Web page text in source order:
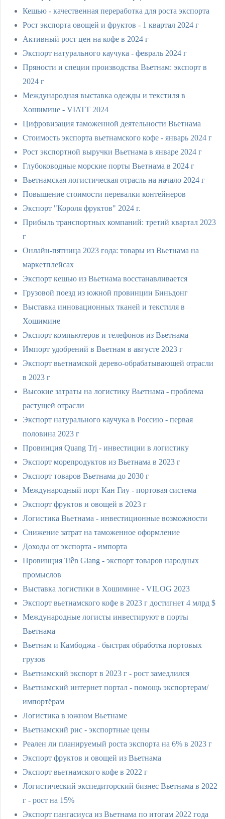
Кешью - качественная переработка для роста экспорта
Рост экспорта овощей и фруктов - 1 квартал 2024 г
Активный рост цен на кофе в 2024 г
Экспорт натурального каучука - февраль 2024 г
Пряности и специи производства Вьетнам: экспорт в
2024 г
Международная выставка одежды и текстиля в
Хошимине - VIATT 2024
Цифровизация таможенной деятельности Вьетнама
Стоимость экспорта вьетнамского кофе - январь 2024 г
Рост экспортной выручки Вьетнама в январе 2024 г
Глубоководные морские порты Вьетнама в 2024 г
Вьетнамская логистическая отрасль на начало 2024 г
Повышение стоимости перевалки контейнеров
Экспорт "Короля фруктов" 2024 г.
Прибыль транспортных компаний: третий квартал 2023
г
Онлайн-пятница 2023 года: товары из Вьетнама на
маркетплейсах
Экспорт кешью из Вьетнама восстанавливается
Грузовой поезд из южной провинции Биньдонг
Выставка инновационных тканей и текстиля в
Хошимине
Экспорт компьютеров и телефонов из Вьетнама
Импорт удобрений в Вьетнам в августе 2023 г
Экспорт вьетнамской дерево-обрабатывающей отрасли
в 2023 г
Высокие затраты на логистику Вьетнама - проблема
растущей отрасли
Экспорт натурального каучука в Россию - первая
половина 2023 г
Провинция Quang Trị - инвестиции в логистику
Экспорт морепродуктов из Вьетнама в 2023 г
Экспорт товаров Вьетнама до 2030 г
Международный порт Кан Гиу - портовая система
Экспорт фруктов и овощей в 2023 г
Логистика Вьетнама - инвестиционные возможности
Снижение затрат на таможенное оформление
Доходы от экспорта - импорта
Провинция Tiền Giang - экспорт товаров народных
промыслов
Выставка логистики в Хошимине - VILOG 2023
Экспорт вьетнамского кофе в 2023 г достигнет 4 млрд $
Международные логисты инвестируют в порты
Вьетнама
Вьетнам и Камбоджа - быстрая обработка портовых
грузов
Вьетнамский экспорт в 2023 г - рост замедлился
Вьетнамский интернет портал - помощь экспортерам/
импортёрам
Логистика в южном Вьетнаме
Вьетнамский рис - экспортные цены
Реален ли планируемый роста экспорта на 6% в 2023 г
Экспорт фруктов и овощей из Вьетнама
Экспорт вьетнамского кофе в 2022 г
Логистический экспедиторский бизнес Вьетнама в 2022
г - рост на 15%
Экспорт пангасиуса из Вьетнама по итогам 2022 года